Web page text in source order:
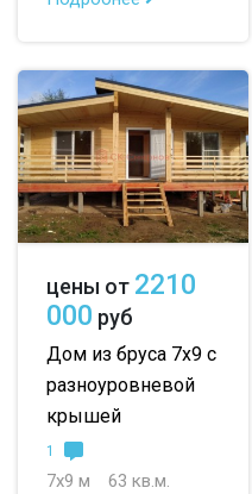
с балконом с
с эркером
с панорамными окнами
с беседкой
цены от 2210
000 руб
Дом из бруса 7х9 с
разноуровневой
крышей
1
7х9 м
63 кв.м.